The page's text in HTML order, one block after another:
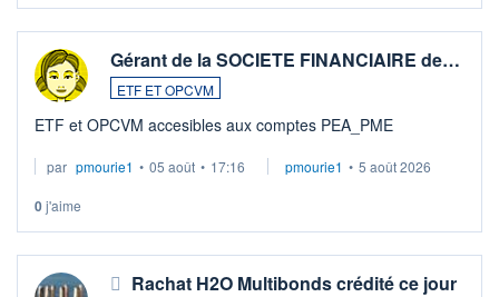
Gérant de la SOCIETE FINANCIAIRE de…
ETF ET OPCVM
ETF et OPCVM accesibles aux comptes PEA_PME
par pmourie1 • 05 août • 17:16 pmourie1 • 5 août 2026
0j'aime
Rachat H2O Multibonds crédité ce jour